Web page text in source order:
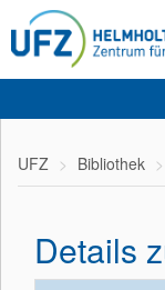
UFZ Bibliothek
Details